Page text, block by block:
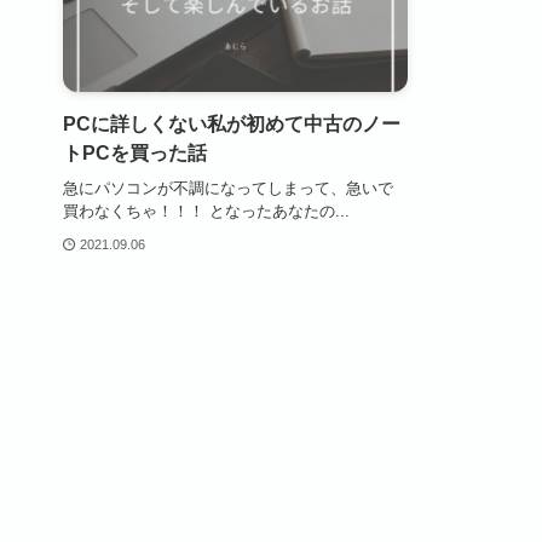
PCに詳しくない私が初めて中古のノー
トPCを買った話
急にパソコンが不調になってしまって、急いで
買わなくちゃ！！！ となったあなたの...
2021.09.06